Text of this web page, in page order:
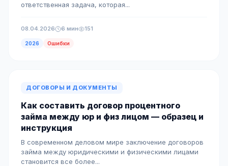
ответственная задача, которая...
08.04.2026 6 мин 151
2026 Ошибки
ДОГОВОРЫ И ДОКУМЕНТЫ
Как составить договор процентного
займа между юр и физ лицом — образец и
инструкция
В современном деловом мире заключение договоров
займа между юридическими и физическими лицами
становится все более...